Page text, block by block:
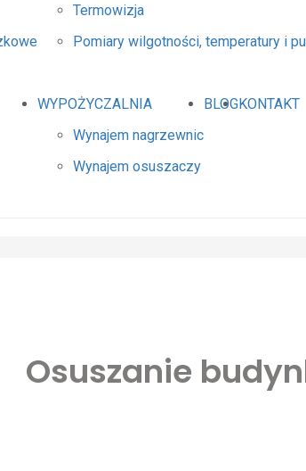
Termowizja
Pomiary wilgotności, temperatury i
WYPOŻYCZALNIA
Wynajem nagrzewnic
Wynajem osuszaczy
BLOGKONTAKT
Osuszanie